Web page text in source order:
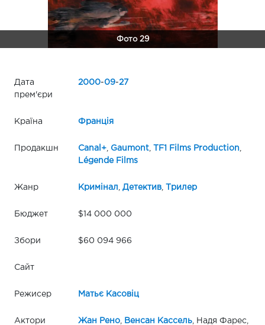
Фото 29
Дата
прем'єри
2000-09-27
Країна Франція
Продакшн Canal+, Gaumont, TF1 Films Production
Légende Films
Жанр Кримінал Детектив, Трилер
Бюджет $14 000 000
Збори $60 094 966
Сайт
Режисер Матьє Касовіц
Актори Жан Рено, Венсан Кассель, Надя Фарес,